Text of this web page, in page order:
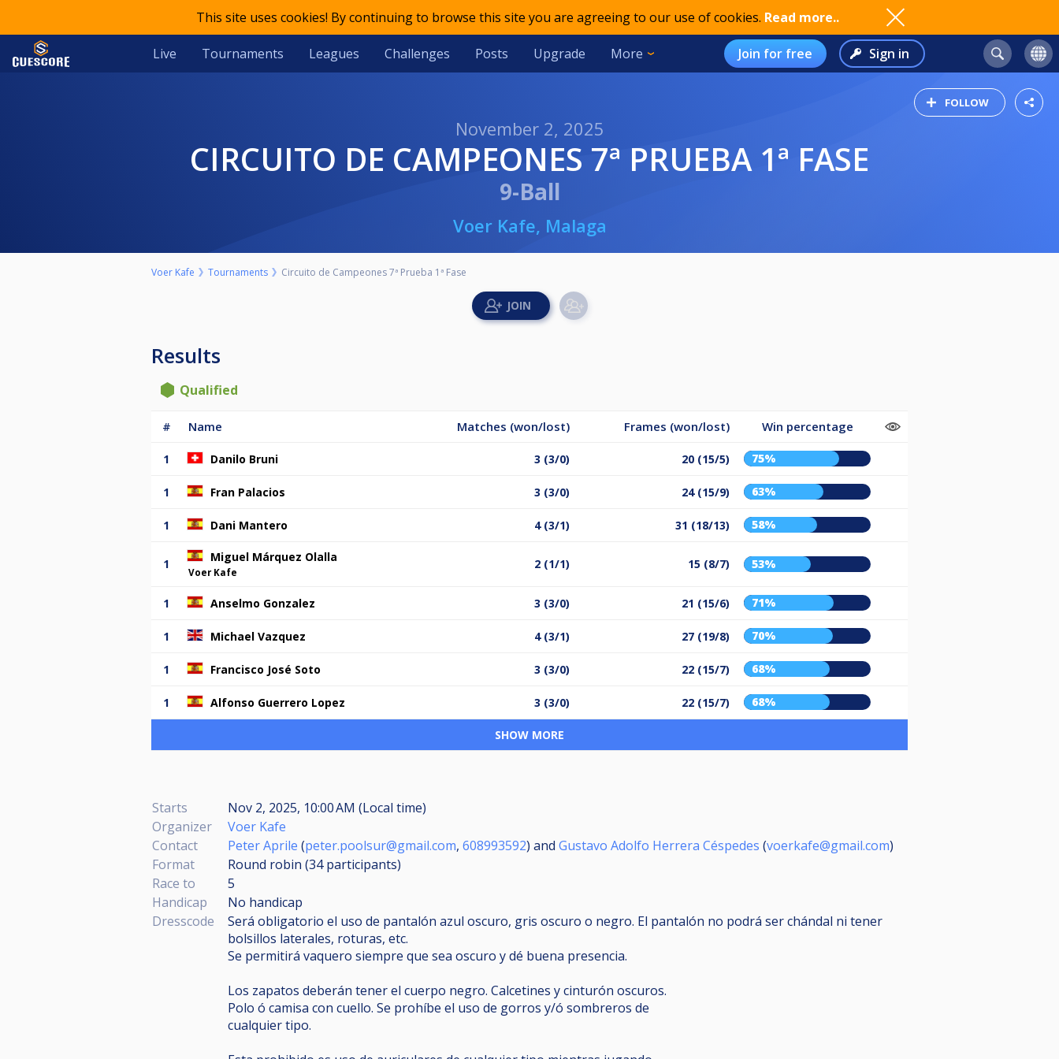
This site uses cookies! By continuing to browse this site you are agreeing to our use of cookies. Read more..
Live Tournaments Leagues Challenges Posts Upgrade More Join for free Sign in
FOLLOW
November 2, 2025
CIRCUITO DE CAMPEONES 7ª PRUEBA 1ª FASE
9-Ball
Voer Kafe, Malaga
Voer Kafe Tournaments Circuito de Campeones 7ª Prueba 1ª Fase
Results
Qualified
# Name Matches (won/lost) Frames (won/lost) Win percentage
1 Danilo Bruni 3 (3/0) 20 (15/5) 75%
1 Fran Palacios 3 (3/0) 24 (15/9) 63%
1 Dani Mantero 4 (3/1) 31 (18/13) 58%
1 Miguel Márquez Olalla
Voer Kafe
2 (1/1) 15 (8/7) 53%
1 Anselmo Gonzalez 3 (3/0) 21 (15/6) 71%
1 Michael Vazquez 4 (3/1) 27 (19/8) 70%
1 Francisco José Soto 3 (3/0) 22 (15/7) 68%
1 Alfonso Guerrero Lopez 3 (3/0) 22 (15/7) 68%
SHOW MORE
Starts
Nov 2, 2025, 10:00 AM (Local time)
Organizer
Voer Kafe
Contact
Peter Aprile (peter.poolsur@gmail.com, 608993592) and Gustavo Adolfo Herrera Céspedes (voerkafe@gmail.com)
Format
Round robin (34participants)
Race to
5
Handicap
No handicap
Dresscode
Será obligatorio el uso de pantalón azul oscuro, gris oscuro o negro. El pantalón no podrá ser chándal ni tener
bolsillos laterales, roturas, etc.
Se permitirá vaquero siempre que sea oscuro y dé buena presencia.
Los zapatos deberán tener el cuerpo negro. Calcetines y cinturón oscuros.
Polo ó camisa con cuello. Se prohíbe el uso de gorros y/ó sombreros de
cualquier tipo.